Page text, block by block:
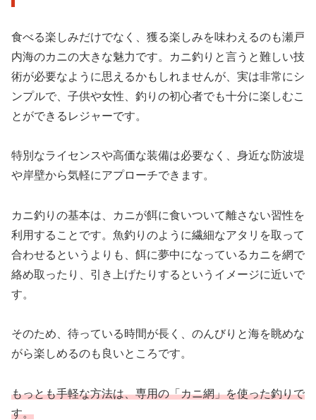
食べる楽しみだけでなく、獲る楽しみを味わえるのも瀬戸
内海のカニの大きな魅力です。カニ釣りと言うと難しい技
術が必要なように思えるかもしれませんが、実は非常にシ
ンプルで、子供や女性、釣りの初心者でも十分に楽しむこ
とができるレジャーです。
特別なライセンスや高価な装備は必要なく、身近な防波堤
や岸壁から気軽にアプローチできます。
カニ釣りの基本は、カニが餌に食いついて離さない習性を
利用することです。魚釣りのように繊細なアタリを取って
合わせるというよりも、餌に夢中になっているカニを網で
絡め取ったり、引き上げたりするというイメージに近いで
す。
そのため、待っている時間が長く、のんびりと海を眺めな
がら楽しめるのも良いところです。
もっとも手軽な方法は、専用の「カニ網」を使った釣りで
す。